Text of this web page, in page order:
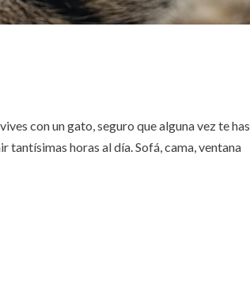
con un gato, seguro que alguna vez te has
tantísimas horas al día. Sofá, cama, ventana